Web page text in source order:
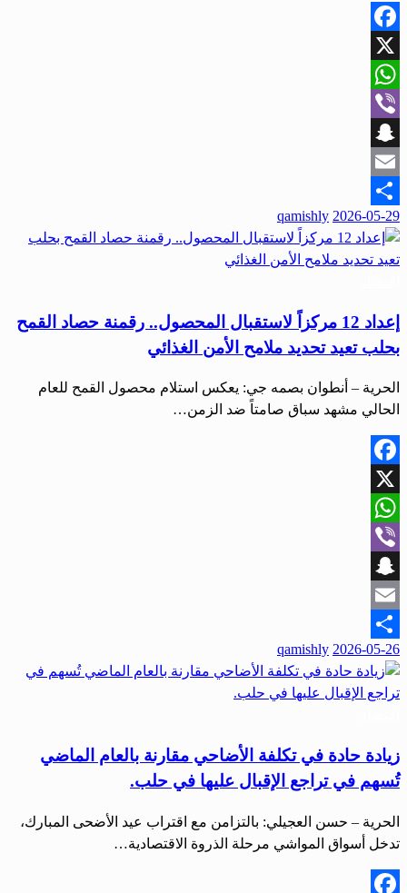
Facebook
X
WhatsApp
Viber
Snapchat
Email
Share
نُشر
في
2026-05-29
qamishly
إعداد 12 مركزاً لاستقبال المحصول.. رقمنة حصاد القمح
بحلب تعيد تحديد ملامح الأمن الغذائي
الحرية – أنطوان بصمه جي: يعكس استلام محصول القمح للعام
الحالي مشهد سباق صامتاً ضد الزمن…
Facebook
X
WhatsApp
Viber
Snapchat
Email
Share
نُشر
في
2026-05-26
qamishly
زيادة حادة في تكلفة الأضاحي مقارنة بالعام الماضي
تُسهم في تراجع الإقبال عليها في حلب.
الحرية – حسن العجيلي: بالتزامن مع اقتراب عيد الأضحى المبارك،
تدخل أسواق المواشي مرحلة الذروة الاقتصادية…